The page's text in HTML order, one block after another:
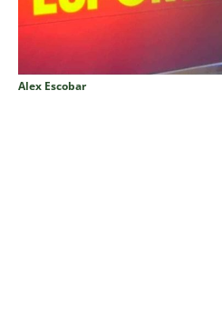
Alex Escobar